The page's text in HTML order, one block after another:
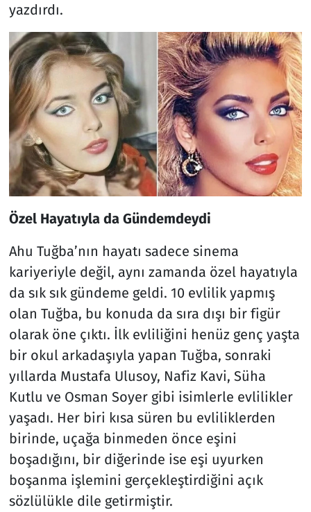
yazdırdı.
Özel Hayatıyla da Gündemdeydi
Ahu Tuğba’nın hayatı sadece sinema
kariyeriyle değil, aynı zamanda özel hayatıyla
da sık sık gündeme geldi. 10 evlilik yapmış
olan Tuğba, bu konuda da sıra dışı bir figür
olarak öne çıktı. İlk evliliğini henüz genç yaşta
bir okul arkadaşıyla yapan Tuğba, sonraki
yıllarda Mustafa Ulusoy, Nafiz Kavi, Süha
Kutlu ve Osman Soyer gibi isimlerle evlilikler
yaşadı. Her biri kısa süren bu evliliklerden
birinde, uçağa binmeden önce eşini
boşadığını, bir diğerinde ise eşi uyurken
boşanma işlemini gerçekleştirdiğini açık
sözlülükle dile getirmiştir.